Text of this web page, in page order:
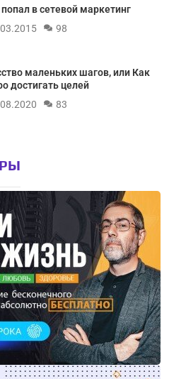
в сетевой маркетинг
98
маленьких шагов, или Как
достигать целей
83